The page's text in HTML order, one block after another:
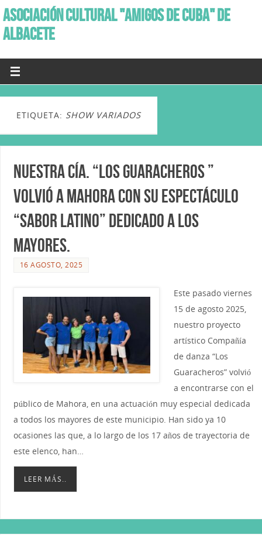
ASOCIACIÓN CULTURAL "AMIGOS DE CUBA" DE
ALBACETE
ETIQUETA: SHOW VARIADOS
Nuestra Cía. “Los Guaracheros ”
volvió a Mahora con su Espectáculo
“Sabor Latino” dedicado a los
mayores.
16 AGOSTO, 2025
Este pasado viernes
15 de agosto 2025,
nuestro proyecto
artístico Compañía
de danza “Los
Guaracheros” volvió
a encontrarse con el
público de Mahora, en una actuación muy especial dedicada
a todos los mayores de este municipio. Han sido ya 10
ocasiones las que, a lo largo de los 17 años de trayectoria de
este elenco, han…
LEER MÁS..